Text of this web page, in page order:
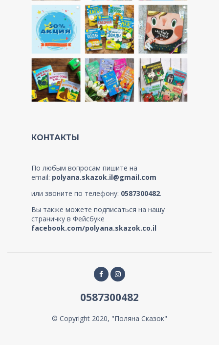
КОНТАКТЫ
По любым вопросам пишите на
email: polyana.skazok.il@gmail.com
или звоните по телефону: 0587300482.
Вы также можете подписаться на нашу
страничку в Фейсбуке
facebook.com/polyana.skazok.co.il
0587300482
© Copyright 2020, "Поляна Сказок"